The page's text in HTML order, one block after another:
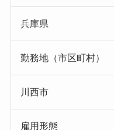
兵庫県
勤務地（市区町村）
川西市
雇用形態